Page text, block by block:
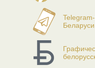
Беларуси